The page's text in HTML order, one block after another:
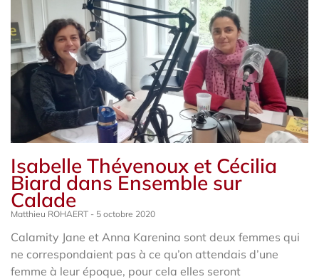
Isabelle Thévenoux et Cécilia
Biard dans Ensemble sur
Calade
Matthieu ROHAERT 5 octobre 2020
Calamity Jane et Anna Karenina sont deux femmes qui
ne correspondaient pas à ce qu’on attendais d’une
femme à leur époque, pour cela elles seront